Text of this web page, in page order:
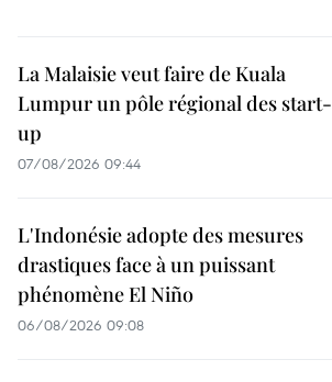
La Malaisie veut faire de Kuala
Lumpur un pôle régional des start-
up
07/08/2026 09:44
L'Indonésie adopte des mesures
drastiques face à un puissant
phénomène El Niño
06/08/2026 09:08